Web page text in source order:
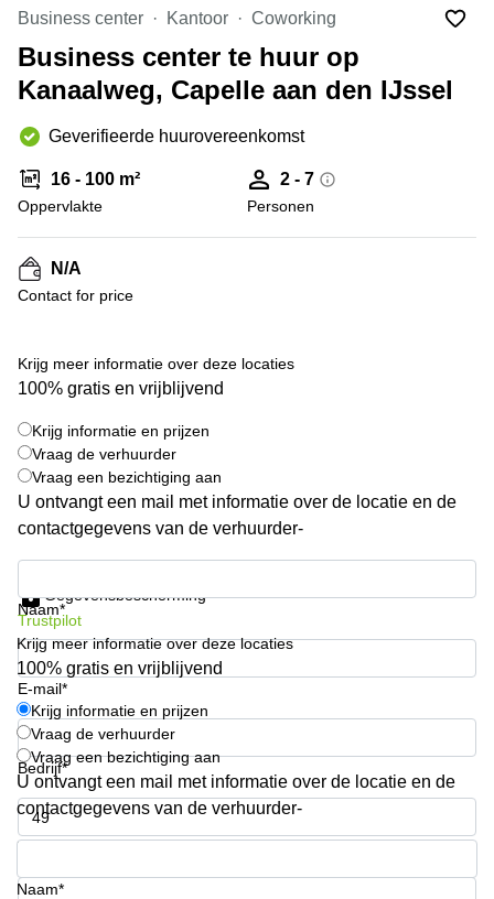
Hengelo
Hilversum
Hoofddorp
Deventer
Rotterdam
Tiel
Zwolle
Bodegraven-
Reeuwijk
Business
center
Arnhem
Business
Amsterdam
Westpoort
Business
center
Hilversum
Den
Haag
space
Breda
Coworking
Arnhem
Coworking
space
Hilversum
Coworking
space
Zwolle
Coworking
Haarlem
Kantoor
Huren
Hengelo
Business center Kantoor Coworking
Business center te huur op
Kanaalweg, Capelle aan den IJssel
Geverifieerde huurovereenkomst
16 - 100 m²
Oppervlakte
2 - 7
Personen
N/A
Contact for price
Krijg meer informatie over deze locaties
100% gratis en vrijblijvend
Krijg informatie en prijzen
Vraag de verhuurder
Vraag een bezichtiging aan
U ontvangt een mail met informatie over de locatie en de
contactgegevens van de verhuurder-
Naam*
E-mail*
Bedrijf*
Telefoonnummer*
Gegevensbescherming
Trustpilot
Krijg meer informatie over deze locaties
100% gratis en vrijblijvend
Krijg informatie en prijzen
Vraag de verhuurder
Vraag een bezichtiging aan
U ontvangt een mail met informatie over de locatie en de
contactgegevens van de verhuurder-
Naam*